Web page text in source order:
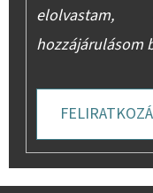
hozzájárulásom